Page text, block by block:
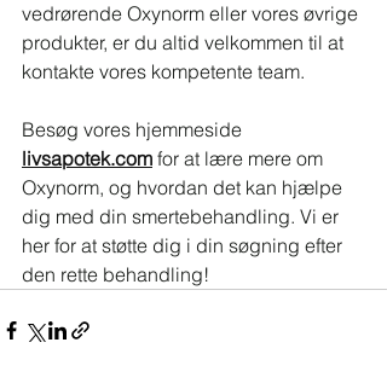
vedrørende Oxynorm eller vores øvrige
produkter, er du altid velkommen til at
kontakte vores kompetente team.
Besøg vores hjemmeside
livsapotek.com for at lære mere om
Oxynorm, og hvordan det kan hjælpe
dig med din smertebehandling. Vi er
her for at støtte dig i din søgning efter
den rette behandling!